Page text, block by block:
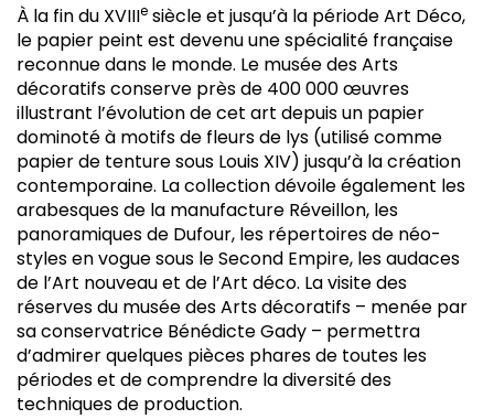
À la fin du XVIIIe siècle et jusqu’à la période Art Déco,
le papier peint est devenu une spécialité française
reconnue dans le monde. Le musée des Arts
décoratifs conserve près de 400 000 œuvres
illustrant l’évolution de cet art depuis un papier
dominoté à motifs de fleurs de lys (utilisé comme
papier de tenture sous Louis XIV) jusqu’à la création
contemporaine. La collection dévoile également les
arabesques de la manufacture Réveillon, les
panoramiques de Dufour, les répertoires de néo-
styles en vogue sous le Second Empire, les audaces
de l’Art nouveau et de l’Art déco. La visite des
réserves du musée des Arts décoratifs – menée par
sa conservatrice Bénédicte Gady – permettra
d’admirer quelques pièces phares de toutes les
périodes et de comprendre la diversité des
techniques de production.